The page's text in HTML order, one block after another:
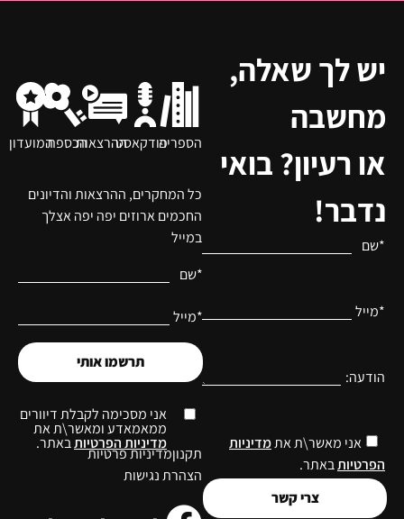
יש לך שאלה,
מחשבה
או רעיון? בואי
נדבר!
*שם
*מייל
הודעה:
אני מאשר\ת אתמדיניות
הפרטיותבאתר.
צרי קשר
כל המחקרים, ההרצאות והדיונים
החכמים ארוזים יפה יפה אצלך
במייל
*שם
*מייל
אני מסכימה לקבלת דיוורים
ממאמאדע ומאשר\ת את
מדיניות הפרטיותבאתר.
תרשמו אותי
הספריהפודקאסטההרצאותהכספתהמועדון
תקנוןמדיניות פרטיות
הצהרת נגישות